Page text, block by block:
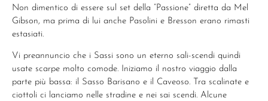
Non dimentico di essere sul set della “Passione” diretta da Mel
Gibson, ma prima di lui anche Pasolini e Bresson erano rimasti
estasiati.
Vi preannuncio che i Sassi sono un eterno sali-scendi quindi
usate scarpe molto comode. Iniziamo il nostro viaggio dalla
parte più bassa: il Sasso Barisano e il Caveoso. Tra scalinate e
ciottoli ci lanciamo nelle stradine e nei sai scendi. Alcune